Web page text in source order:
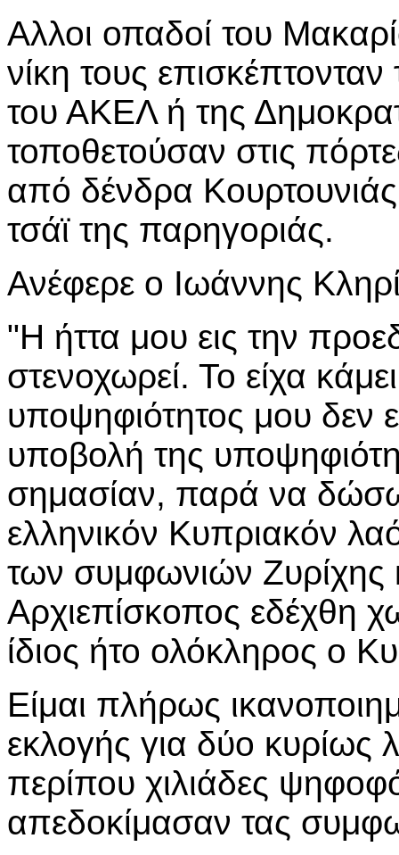
Αλλοι οπαδοί του
νίκη τους
του ΑΚΕΛ ή της
τοποθετούσαν στις
από δένδρα
τσάϊ της παρηγοριάς.
Ανέφερε ο Ιωάννης
"Η ήττα μου εις την
στενοχωρεί. Το είχα
υποψηφιότητος μου δεν
υποβολή της
σημασίαν, παρά να δώσω
ελληνικόν Κυπριακόν
των συμφωνιών Ζυρίχης
Αρχιεπίσκοπος εδέχθη
ίδιος ήτο ολόκληρος ο
Είμαι πλήρως
εκλογής για δύο κυρίως
περίπου χιλιάδες
απεδοκίμασαν τας